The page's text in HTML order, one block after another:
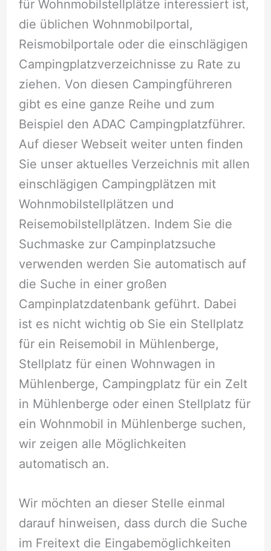
für Wohnmobilstellplätze interessiert ist,
die üblichen Wohnmobilportal,
Reismobilportale oder die einschlägigen
Campingplatzverzeichnisse zu Rate zu
ziehen. Von diesen Campingführeren
gibt es eine ganze Reihe und zum
Beispiel den ADAC Campingplatzführer.
Auf dieser Webseit weiter unten finden
Sie unser aktuelles Verzeichnis mit allen
einschlägigen Campingplätzen mit
Wohnmobilstellplätzen und
Reisemobilstellplätzen. Indem Sie die
Suchmaske zur Campinplatzsuche
verwenden werden Sie automatisch auf
die Suche in einer großen
Campinplatzdatenbank geführt. Dabei
ist es nicht wichtig ob Sie ein Stellplatz
für ein Reisemobil in Mühlenberge,
Stellplatz für einen Wohnwagen in
Mühlenberge, Campingplatz für ein Zelt
in Mühlenberge oder einen Stellplatz für
ein Wohnmobil in Mühlenberge suchen,
wir zeigen alle Möglichkeiten
automatisch an.
Wir möchten an dieser Stelle einmal
darauf hinweisen, dass durch die Suche
im Freitext die Eingabemöglichkeiten